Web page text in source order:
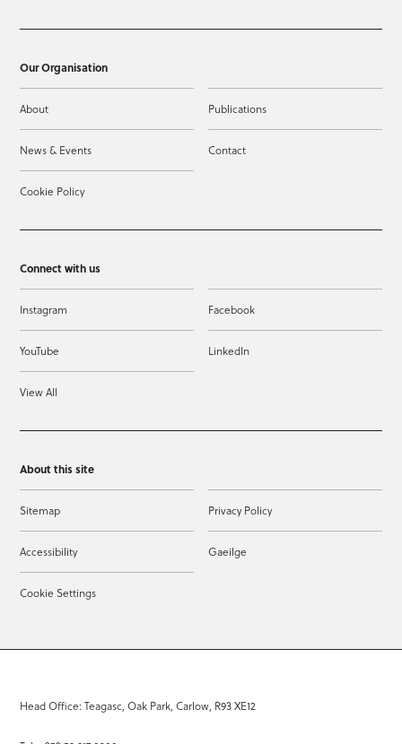
Our Organisation
About Publications
News & Events Contact
Cookie Policy
Connect with us
Instagram Facebook
YouTube LinkedIn
View All
About this site
Sitemap Privacy Policy
Accessibility Gaeilge
Cookie Settings
Head Office: Teagasc, Oak Park, Carlow, R93 XE12